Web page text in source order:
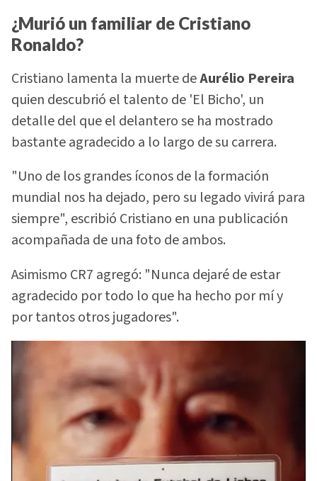
¿Murió un familiar de Cristiano
Ronaldo?
Cristiano lamenta la muerte deAurélio Pereira
quien descubrió el talento de 'El Bicho', un
detalle del que el delantero se ha mostrado
bastante agradecido a lo largo de su carrera.
"Uno de los grandes íconos de la formación
mundial nos ha dejado, pero su legado vivirá para
siempre", escribió Cristiano en una publicación
acompañada de una foto de ambos.
Asimismo CR7 agregó: "Nunca dejaré de estar
agradecido por todo lo que ha hecho por mí y
por tantos otros jugadores".